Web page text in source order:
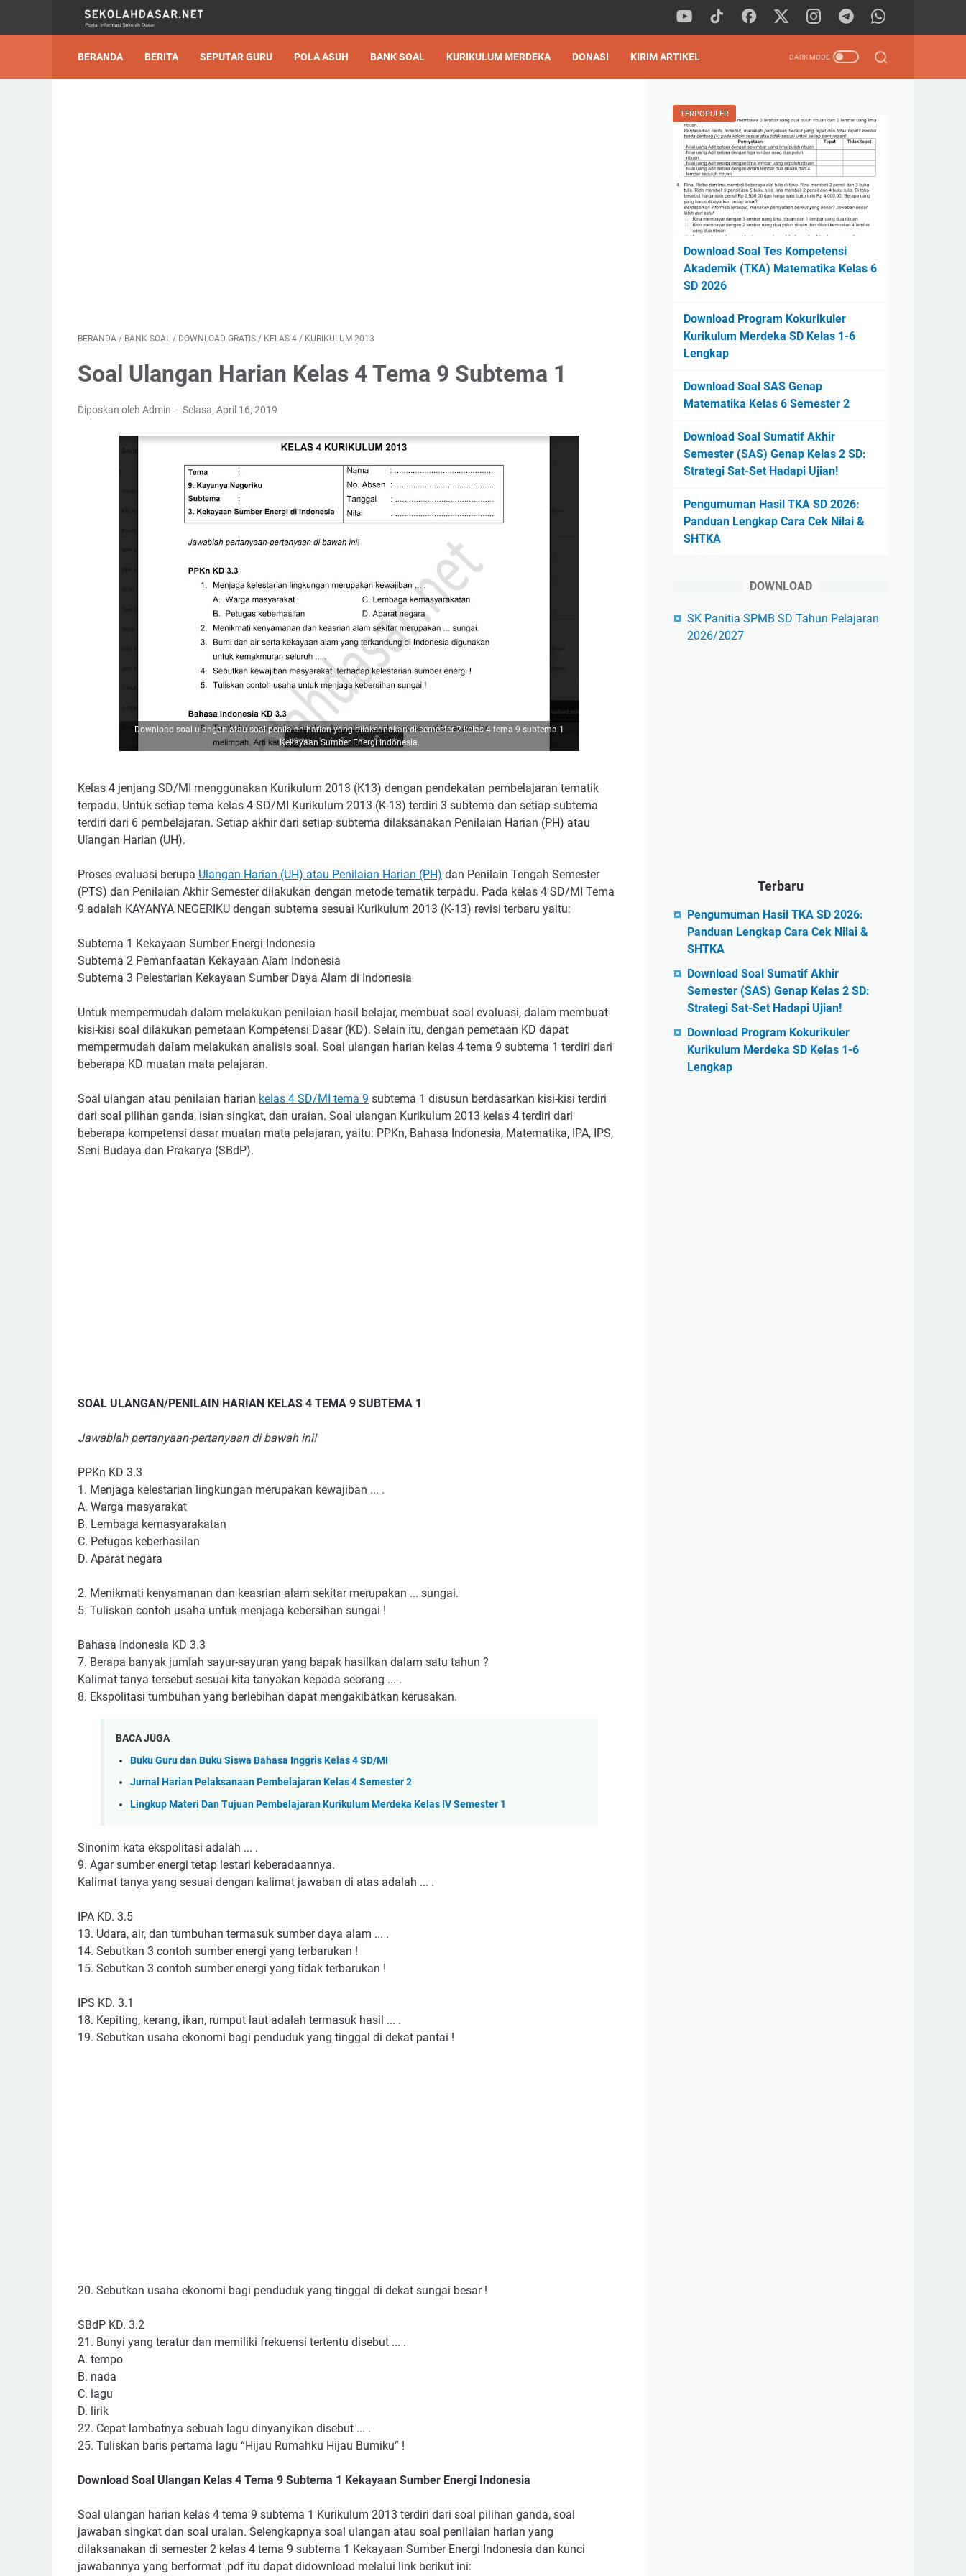
BERANDA BERITA SEPUTAR GURU POLA ASUH BANK SOAL KURIKULUM MERDEKA DONASI KIRIM ARTIKEL
BERANDA / BANK SOAL / DOWNLOAD GRATIS / KELAS 4 / KURIKULUM 2013
Soal Ulangan Harian Kelas 4 Tema 9 Subtema 1
Diposkan oleh Admin Selasa, April 16, 2019
Download soal ulangan atau soal penilaian harian yang dilaksanakan di semester 2 kelas 4 tema 9 subtema 1
Kekayaan Sumber Energi Indonesia.
Kelas 4 jenjang SD/MI menggunakan Kurikulum 2013 (K13) dengan pendekatan pembelajaran tematik
terpadu. Untuk setiap tema kelas 4 SD/MI Kurikulum 2013 (K-13) terdiri 3 subtema dan setiap subtema
terdiri dari 6 pembelajaran. Setiap akhir dari setiap subtema dilaksanakan Penilaian Harian (PH) atau
Ulangan Harian (UH).
Proses evaluasi berupa Ulangan Harian (UH) atau Penilaian Harian (PH) dan Penilain Tengah Semester
(PTS) dan Penilaian Akhir Semester dilakukan dengan metode tematik terpadu. Pada kelas 4 SD/MI Tema
9 adalah KAYANYA NEGERIKU dengan subtema sesuai Kurikulum 2013 (K-13) revisi terbaru yaitu:
Subtema 1 Kekayaan Sumber Energi Indonesia
Subtema 2 Pemanfaatan Kekayaan Alam Indonesia
Subtema 3 Pelestarian Kekayaan Sumber Daya Alam di Indonesia
Untuk mempermudah dalam melakukan penilaian hasil belajar, membuat soal evaluasi, dalam membuat
kisi-kisi soal dilakukan pemetaan Kompetensi Dasar (KD). Selain itu, dengan pemetaan KD dapat
mempermudah dalam melakukan analisis soal. Soal ulangan harian kelas 4 tema 9 subtema 1 terdiri dari
beberapa KD muatan mata pelajaran.
Soal ulangan atau penilaian harian kelas 4 SD/MI tema 9 subtema 1 disusun berdasarkan kisi-kisi terdiri
dari soal pilihan ganda, isian singkat, dan uraian. Soal ulangan Kurikulum 2013 kelas 4 terdiri dari
beberapa kompetensi dasar muatan mata pelajaran, yaitu: PPKn, Bahasa Indonesia, Matematika, IPA, IPS,
Seni Budaya dan Prakarya (SBdP).
SOAL ULANGAN/PENILAIN HARIAN KELAS 4 TEMA 9 SUBTEMA 1
Jawablah pertanyaan-pertanyaan di bawah ini!
PPKn KD 3.3
1. Menjaga kelestarian lingkungan merupakan kewajiban ... .
A. Warga masyarakat
B. Lembaga kemasyarakatan
C. Petugas keberhasilan
D. Aparat negara
2. Menikmati kenyamanan dan keasrian alam sekitar merupakan ... sungai.
5. Tuliskan contoh usaha untuk menjaga kebersihan sungai !
Bahasa Indonesia KD 3.3
7. Berapa banyak jumlah sayur-sayuran yang bapak hasilkan dalam satu tahun ?
Kalimat tanya tersebut sesuai kita tanyakan kepada seorang ... .
8. Ekspolitasi tumbuhan yang berlebihan dapat mengakibatkan kerusakan.
BACA JUGA
Buku Guru dan Buku Siswa Bahasa Inggris Kelas 4 SD/MI
Jurnal Harian Pelaksanaan Pembelajaran Kelas 4 Semester 2
Lingkup Materi Dan Tujuan Pembelajaran Kurikulum Merdeka Kelas IV Semester 1
Sinonim kata ekspolitasi adalah ... .
9. Agar sumber energi tetap lestari keberadaannya.
Kalimat tanya yang sesuai dengan kalimat jawaban di atas adalah ... .
IPA KD. 3.5
13. Udara, air, dan tumbuhan termasuk sumber daya alam ... .
14. Sebutkan 3 contoh sumber energi yang terbarukan !
15. Sebutkan 3 contoh sumber energi yang tidak terbarukan !
IPS KD. 3.1
18. Kepiting, kerang, ikan, rumput laut adalah termasuk hasil ... .
19. Sebutkan usaha ekonomi bagi penduduk yang tinggal di dekat pantai !
20. Sebutkan usaha ekonomi bagi penduduk yang tinggal di dekat sungai besar !
SBdP KD. 3.2
21. Bunyi yang teratur dan memiliki frekuensi tertentu disebut ... .
A. tempo
B. nada
C. lagu
D. lirik
22. Cepat lambatnya sebuah lagu dinyanyikan disebut ... .
25. Tuliskan baris pertama lagu “Hijau Rumahku Hijau Bumiku” !
Download Soal Ulangan Kelas 4 Tema 9 Subtema 1 Kekayaan Sumber Energi Indonesia
Soal ulangan harian kelas 4 tema 9 subtema 1 Kurikulum 2013 terdiri dari soal pilihan ganda, soal
jawaban singkat dan soal uraian. Selengkapnya soal ulangan atau soal penilaian harian yang
dilaksanakan di semester 2 kelas 4 tema 9 subtema 1 Kekayaan Sumber Energi Indonesia dan kunci
jawabannya yang berformat .pdf itu dapat didownload melalui link berikut ini:
TERPOPULER
Download Soal Tes Kompetensi
Akademik (TKA) Matematika Kelas 6
SD 2026
Download Program Kokurikuler
Kurikulum Merdeka SD Kelas 1-6
Lengkap
Download Soal SAS Genap
Matematika Kelas 6 Semester 2
Download Soal Sumatif Akhir
Semester (SAS) Genap Kelas 2 SD:
Strategi Sat-Set Hadapi Ujian!
Pengumuman Hasil TKA SD 2026:
Panduan Lengkap Cara Cek Nilai &
SHTKA
DOWNLOAD
SK Panitia SPMB SD Tahun Pelajaran
2026/2027
Terbaru
Pengumuman Hasil TKA SD 2026:
Panduan Lengkap Cara Cek Nilai &
SHTKA
Download Soal Sumatif Akhir
Semester (SAS) Genap Kelas 2 SD:
Strategi Sat-Set Hadapi Ujian!
Download Program Kokurikuler
Kurikulum Merdeka SD Kelas 1-6
Lengkap